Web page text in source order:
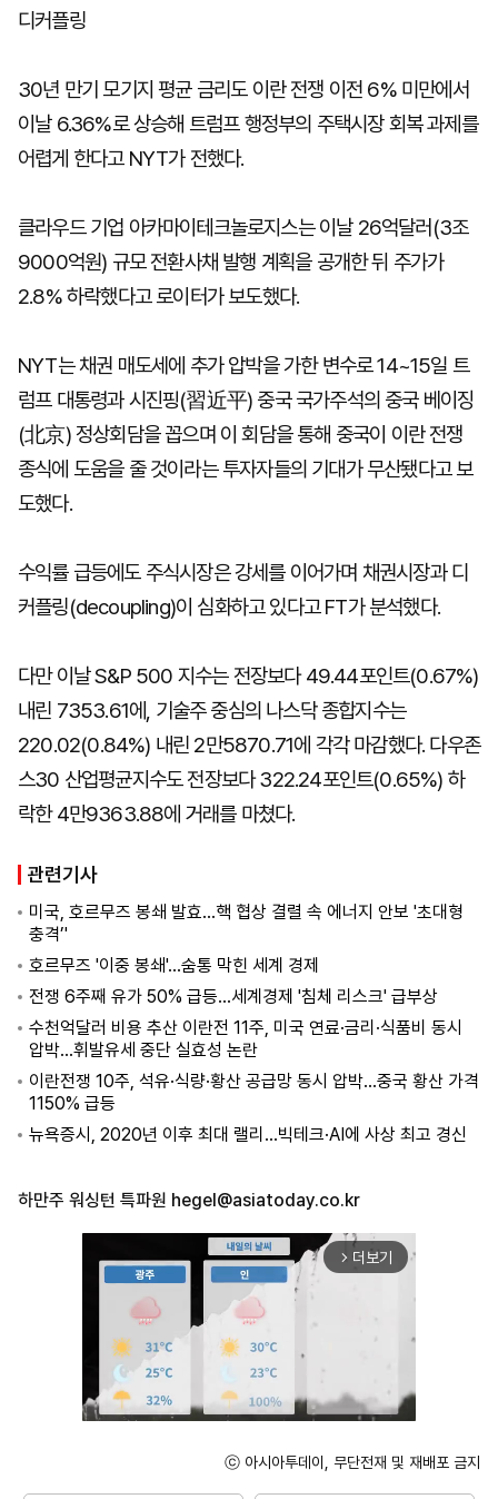
디커플링
30년 만기 모기지 평균 금리도 이란 전쟁 이전 6% 미만에서
이날 6.36%로 상승해 트럼프 행정부의 주택시장 회복 과제를
어렵게 한다고 NYT가 전했다.
클라우드 기업 아카마이테크놀로지스는 이날 26억달러(3조
9000억원) 규모 전환사채 발행 계획을 공개한 뒤 주가가
2.8% 하락했다고 로이터가 보도했다.
NYT는 채권 매도세에 추가 압박을 가한 변수로 14~15일 트
럼프 대통령과 시진핑(習近平) 중국 국가주석의 중국 베이징
(北京) 정상회담을 꼽으며 이 회담을 통해 중국이 이란 전쟁
종식에 도움을 줄 것이라는 투자자들의 기대가 무산됐다고 보
도했다.
수익률 급등에도 주식시장은 강세를 이어가며 채권시장과 디
커플링(decoupling)이 심화하고 있다고 FT가 분석했다.
다만 이날 S&P 500 지수는 전장보다 49.44포인트(0.67%)
내린 7353.61에, 기술주 중심의 나스닥 종합지수는
220.02(0.84%) 내린 2만5870.71에 각각 마감했다. 다우존
스30 산업평균지수도 전장보다 322.24포인트(0.65%) 하
락한 4만9363.88에 거래를 마쳤다.
관련기사
미국, 호르무즈 봉쇄 발효…핵 협상 결렬 속 에너지 안보 '초대형
충격’'
호르무즈 '이중 봉쇄'…숨통 막힌 세계 경제
전쟁 6주째 유가 50% 급등…세계경제 '침체 리스크' 급부상
수천억달러 비용 추산 이란전 11주, 미국 연료·금리·식품비 동시
압박…휘발유세 중단 실효성 논란
이란전쟁 10주, 석유·식량·황산 공급망 동시 압박…중국 황산 가격
1150% 급등
뉴욕증시, 2020년 이후 최대 랠리…빅테크·AI에 사상 최고 경신
하만주 워싱턴 특파원 hegel@asiatoday.co.kr
arrow_forward_ios 더보기
ⓒ 아시아투데이, 무단전재 및 재배포 금지